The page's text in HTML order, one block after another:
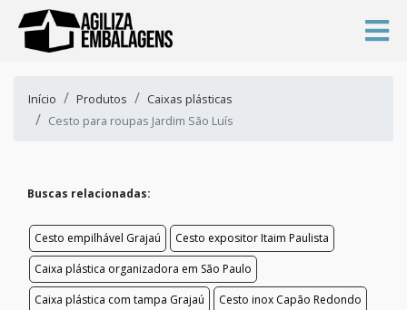
Início Produtos
Caixas plásticas
Cesto para roupas Jardim São Luís
Buscas relacionadas:
Cesto empilhável Grajaú
Cesto expositor Itaim Paulista
Caixa plástica organizadora em São Paulo
Caixa plástica com tampa Grajaú
Cesto inox Capão Redondo